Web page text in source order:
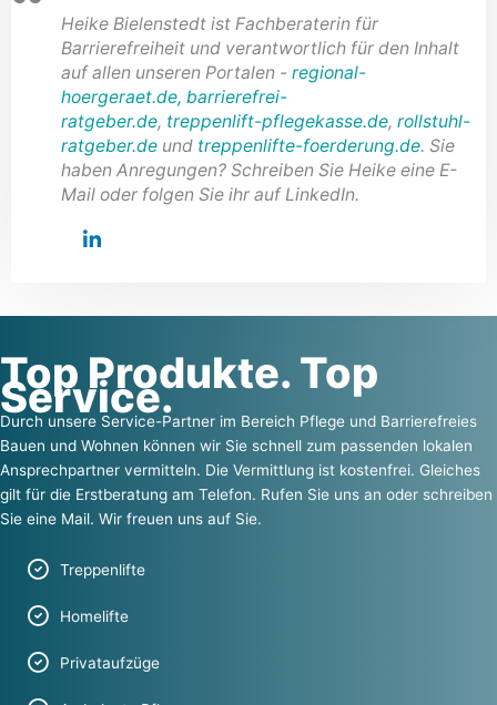
Heike Bielenstedt ist Fachberaterin für
Barrierefreiheit und verantwortlich für den Inhalt
auf allen unseren Portalen - regional-
hoergeraet.de, barrierefrei-
ratgeber.de, treppenlift-pflegekasse.de, rollstuhl-
ratgeber.de und treppenlifte-foerderung.de. Sie
haben Anregungen? Schreiben Sie Heike eine E-
Mail oder folgen Sie ihr auf LinkedIn.
Top Produkte. Top
Service.
Durch unsere Service-Partner im Bereich Pflege und Barrierefreies
Bauen und Wohnen können wir Sie schnell zum passenden lokalen
Ansprechpartner vermitteln. Die Vermittlung ist kostenfrei. Gleiches
gilt für die Erstberatung am Telefon. Rufen Sie uns an oder schreiben
Sie eine Mail. Wir freuen uns auf Sie.
Treppenlifte
Homelifte
Privataufzüge